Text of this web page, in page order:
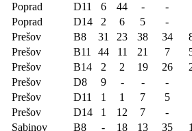
Poprad D11 6 44 -
-
Poprad D14 2 6 5
-
Prešov B8 31 23 38 34
Prešov B11 44 11 21 7
Prešov B14 2 2 19 26
Prešov D8 9 - -
-
Prešov D11 1 1 7
5
Prešov D14 1 12 7
-
Sabinov B8 - 18 13 35